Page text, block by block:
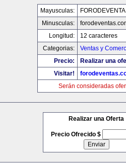
Mayusculas:
Minusculas:
Longitud:
12 caracteres
Categorias:
Ventas y
Precio:
Realizar una
Visitar!
Serán consideradas
Realizar una Oferta
Precio Ofrecido $